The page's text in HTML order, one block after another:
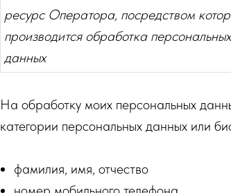
ресурс Оператора, посредством
производится обработка персональных
данных
На обработку моих персональных
категории персональных данных или
фамилия, имя, отчество